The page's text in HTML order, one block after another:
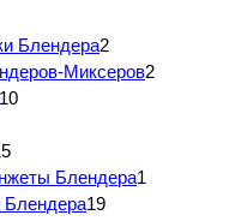
Блендера2
Миксеров2
10
Блендера1
Блендера19